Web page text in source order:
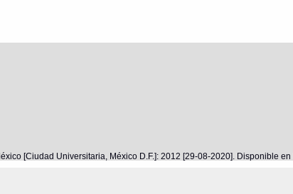
[Ciudad Universitaria, México D.F.]: 2012 [29-08-2020]. Disponible